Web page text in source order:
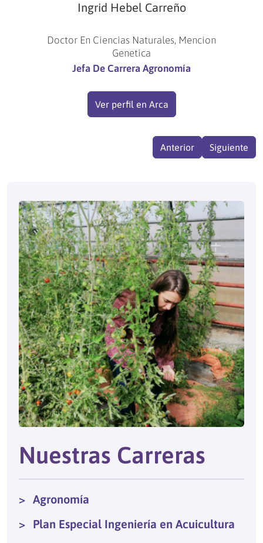
Ingrid Hebel Carreño
Doctor En Ciencias Naturales, Mencion
Genetica
Jefa De Carrera Agronomía
Ver perfil en Arca
Anterior Siguiente
Nuestras Carreras
Agronomía
Plan Especial Ingeniería en Acuicultura